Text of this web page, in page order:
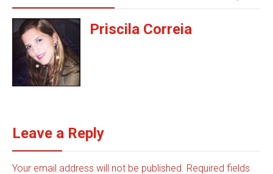
Priscila Correia
Leave a Reply
Your email address will not be published. Required fields